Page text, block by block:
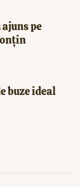
pe
buze ideal